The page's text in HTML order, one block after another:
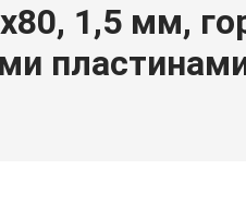
1,5 мм,